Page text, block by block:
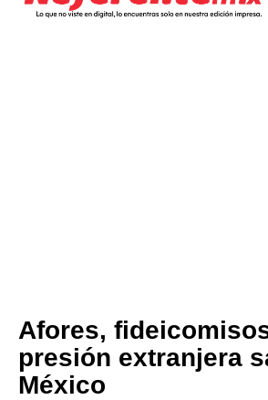
NEWSLETTER
Afores,
presión extranjera
México